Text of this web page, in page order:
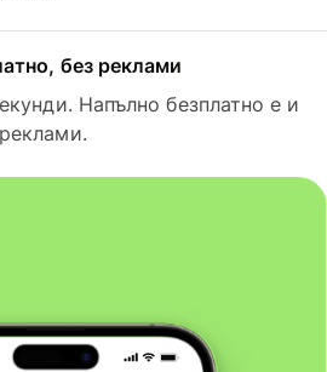
без реклами
Напълно безплатно е и